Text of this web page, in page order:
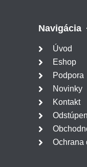
Navigácia
Úvod
Eshop
Podpora
Novinky
Kontakt
Ochrana